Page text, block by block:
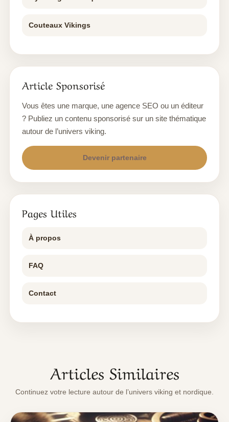
Couteaux Vikings
Article Sponsorisé
Vous êtes une marque, une agence SEO ou un éditeur
? Publiez un contenu sponsorisé sur un site thématique
autour de l’univers viking.
Devenir partenaire
Pages Utiles
À propos
FAQ
Contact
Articles Similaires
Continuez votre lecture autour de l’univers viking et nordique.